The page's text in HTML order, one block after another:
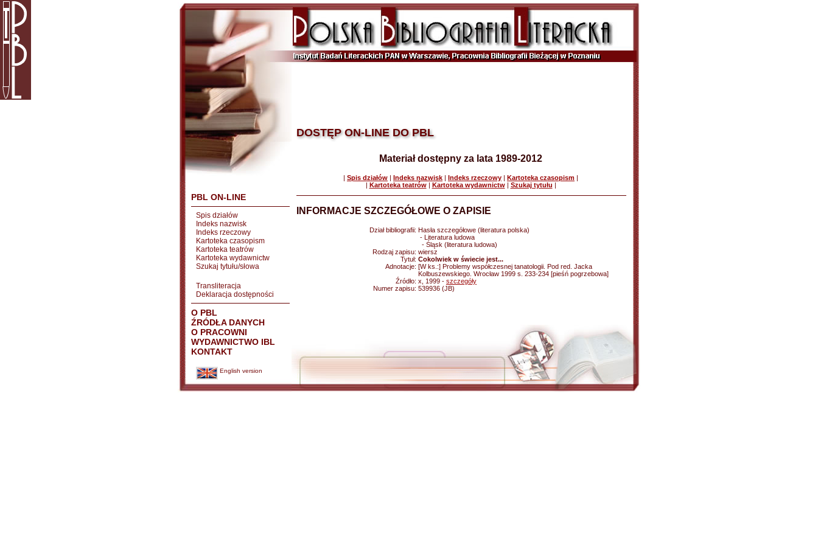
PBL ON-LINE
Spis działów
Indeks nazwisk
Indeks rzeczowy
Kartoteka czasopism
Kartoteka teatrów
Kartoteka wydawnictw
Szukaj tytułu/słowa
Transliteracja
Deklaracja dostępności
O PBL
ŹRÓDŁA DANYCH
O PRACOWNI
WYDAWNICTWO IBL
KONTAKT
English version
DOSTĘP ON-LINE DO PBL
Materiał dostępny za lata 1989-2012
| Spis działów | Indeks nazwisk | Indeks rzeczowy | Kartoteka czasopism |
| Kartoteka teatrów| Kartoteka wydawnictw| Szukaj tytułu |
INFORMACJE SZCZEGÓŁOWE O ZAPISIE
Dział bibliografii: Hasła szczegółowe (literatura polska)
- Literatura ludowa
- Śląsk (literatura ludowa)
Rodzaj zapisu: wiersz
Tytuł: Cokolwiek w świecie jest...
Adnotacje: [W ks.:] Problemy współczesnej tanatologii. Pod red. Jacka
Kolbuszewskiego. Wrocław 1999 s. 233-234 [pieśń pogrzebowa]
Źródło: x, 1999 - szczegóły
Numer zapisu: 539936 (JB)